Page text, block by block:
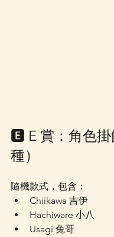
🅴 E 賞：角色掛
種）
隨機款式，包含：
Chiikawa 吉伊
Hachiware 小八
Usagi 兔哥